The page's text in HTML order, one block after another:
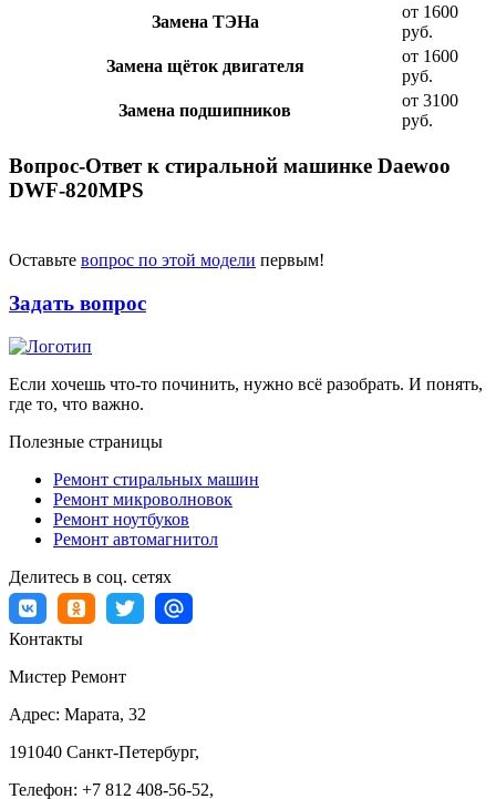
Замена ТЭНа
от 1600
руб.
Замена щёток двигателя
от 1600
руб.
Замена подшипников
от 3100
руб.
Вопрос-Ответ к стиральной машинке Daewoo
DWF-820MPS
Оставьте вопрос по этой модели первым!
Задать вопрос
Если хочешь что-то починить, нужно всё разобрать. И понять,
где то, что важно.
Полезные страницы
Ремонт стиральных машин
Ремонт микроволновок
Ремонт ноутбуков
Ремонт автомагнитол
Делитесь в соц. сетях
Контакты
Мистер Ремонт
Адрес: Марата, 32
191040 Санкт-Петербург,
Телефон: +7 812 408-56-52,